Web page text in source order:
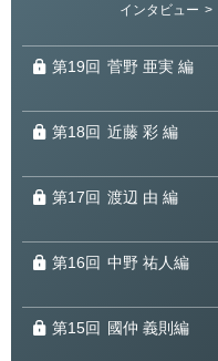
リ
ー
インタビュー >
第19回 菅野 亜実 編
第18回 近藤 彩 編
第17回 渡辺 由 編
第16回 中野 祐人編
第15回 國仲 義則編